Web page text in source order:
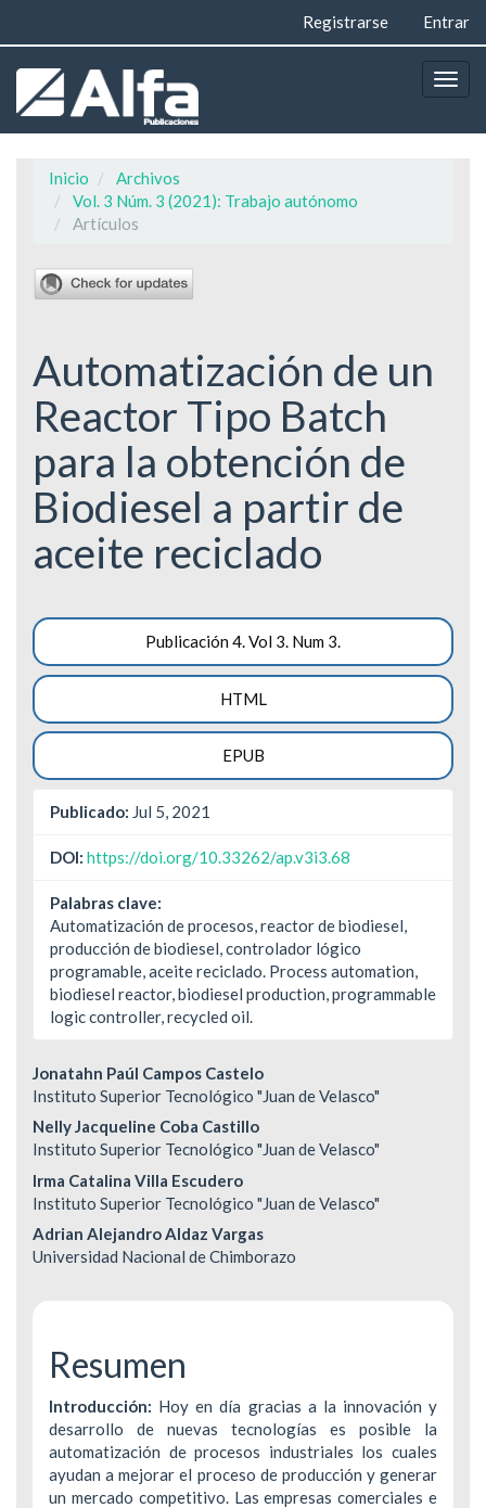
principal
Barra
lateral
Registrarse Entrar
Inicio
Archivos
Vol. 3 Núm. 3 (2021): Trabajo autónomo
Artículos
Automatización de un
Reactor Tipo Batch
para la obtención de
Biodiesel a partir de
aceite reciclado
Barra
lateral
del
artículo
Publicación 4. Vol 3. Num 3.
HTML
EPUB
Publicado: Jul 5, 2021
DOI: https://doi.org/10.33262/ap.v3i3.68
Palabras clave:
Automatización de procesos, reactor de biodiesel,
producción de biodiesel, controlador lógico
programable, aceite reciclado. Process automation,
biodiesel reactor, biodiesel production, programmable
logic controller, recycled oil.
Contenido
principal
del
artículo
Jonatahn Paúl Campos Castelo
Instituto Superior Tecnológico "Juan de Velasco"
Nelly Jacqueline Coba Castillo
Instituto Superior Tecnológico "Juan de Velasco"
Irma Catalina Villa Escudero
Instituto Superior Tecnológico "Juan de Velasco"
Adrian Alejandro Aldaz Vargas
Universidad Nacional de Chimborazo
Resumen
Introducción: Hoy en día gracias a la innovación y
desarrollo de nuevas tecnologías es posible la
automatización de procesos industriales los cuales
ayudan a mejorar el proceso de producción y generar
un mercado competitivo. Las empresas comerciales e